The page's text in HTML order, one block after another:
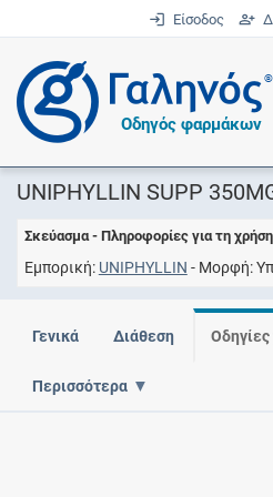
Είσοδος
®
Οδηγός φαρμάκων
UNIPHYLLIN SUPP
Σκεύασμα - Πληροφορίες για τη χρήση
Εμπορική UNIPHYLLIN Μορφή
Γενικά Διάθεση
Περισσότερα